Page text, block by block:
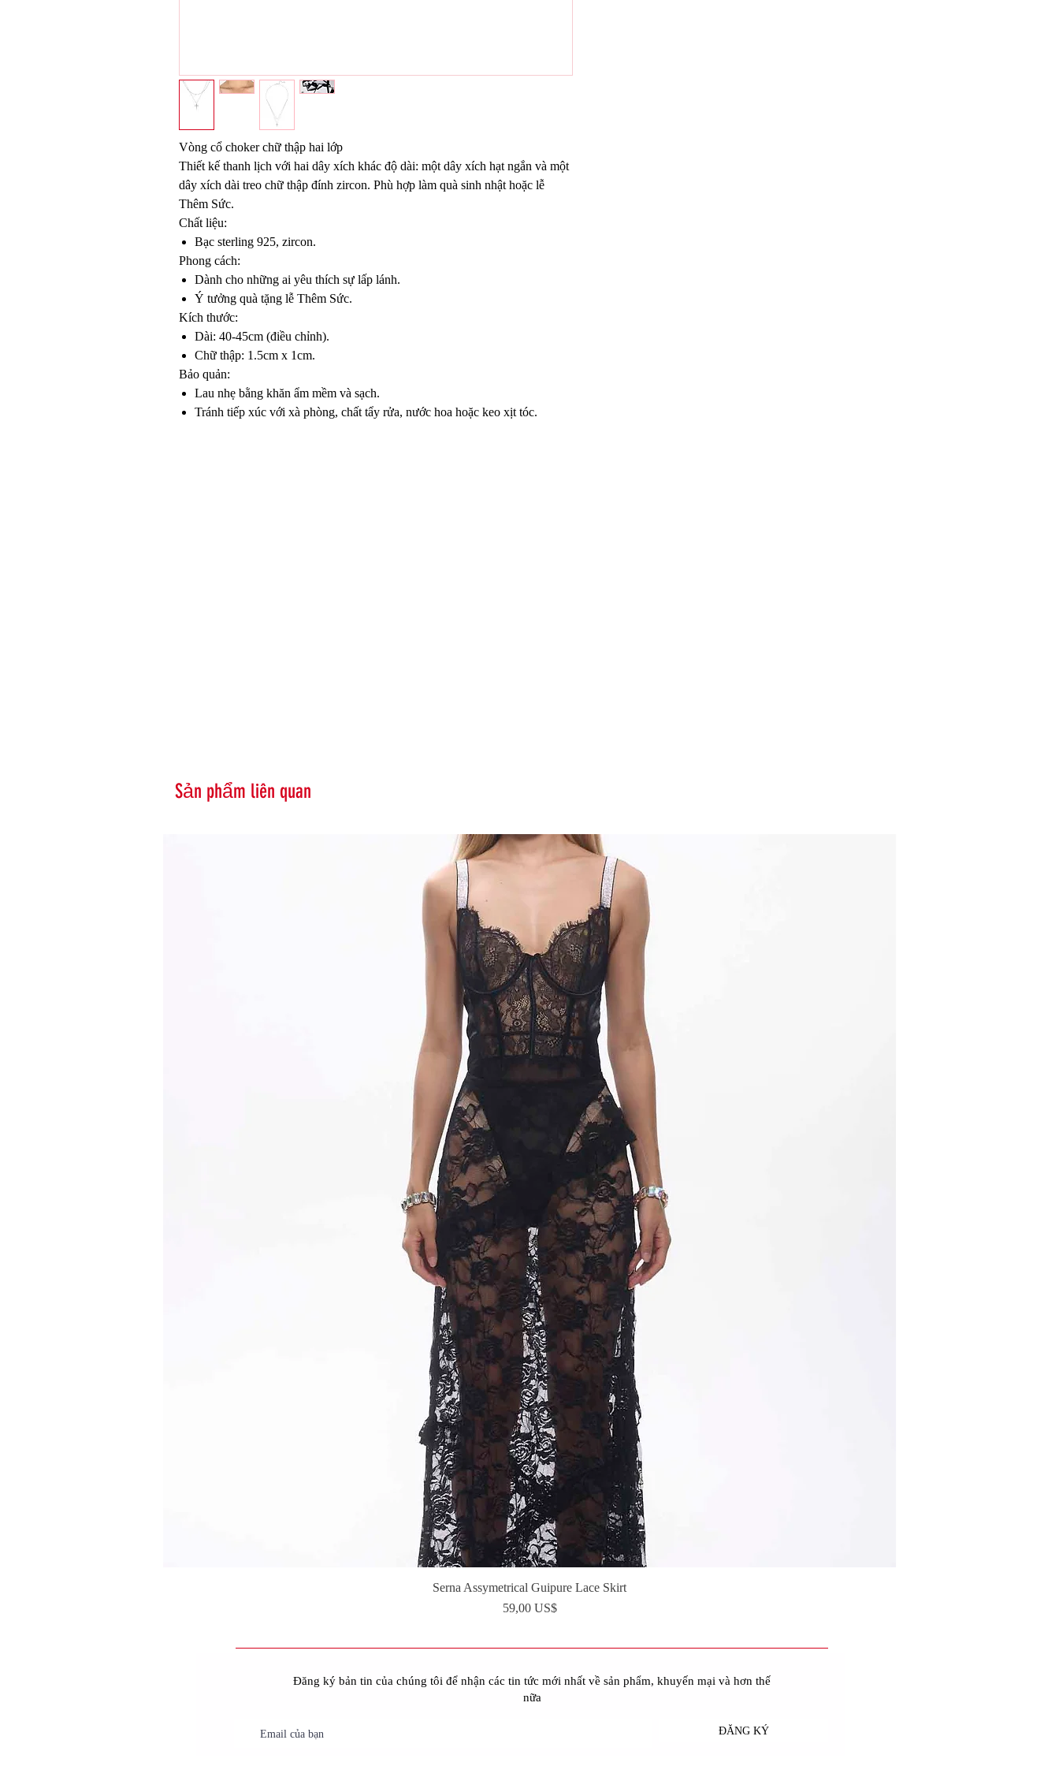
Vòng cổ choker chữ thập hai lớp
Thiết kế thanh lịch với hai dây xích khác độ dài: một dây xích hạt ngắn và một
dây xích dài treo chữ thập đính zircon. Phù hợp làm quà sinh nhật hoặc lễ
Thêm Sức.
Chất liệu:
Bạc sterling 925, zircon.
Phong cách:
Dành cho những ai yêu thích sự lấp lánh.
Ý tưởng quà tặng lễ Thêm Sức.
Kích thước:
Dài: 40-45cm (điều chỉnh).
Chữ thập: 1.5cm x 1cm.
Bảo quản:
Lau nhẹ bằng khăn ẩm mềm và sạch.
Tránh tiếp xúc với xà phòng, chất tẩy rửa, nước hoa hoặc keo xịt tóc.
Sản phẩm liên quan
Xem nhanh
Serna Assymetrical Guipure Lace Skirt
Giá
59,00 US$
Đăng ký bản tin của chúng tôi để nhận các tin tức mới nhất về sản phẩm, khuyến mại và hơn thế
nữa
ĐĂNG KÝ